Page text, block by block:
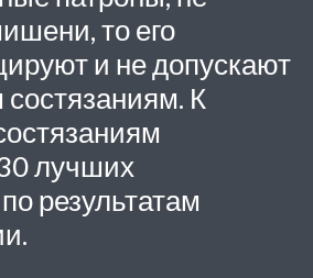
то его
и не допускают
К
лучших
результатам